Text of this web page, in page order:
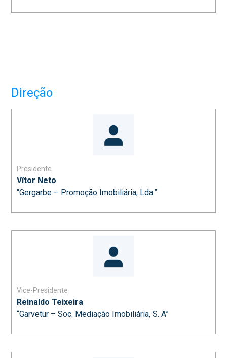
Direção
Presidente
Vítor Neto
“Gergarbe – Promoção Imobiliária, Lda.”
Vice-Presidente
Reinaldo Teixeira
“Garvetur – Soc. Mediação Imobiliária, S. A”